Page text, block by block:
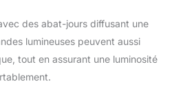
des abat-jours diffusant une
lumineuses peuvent aussi
tout en assurant une luminosité